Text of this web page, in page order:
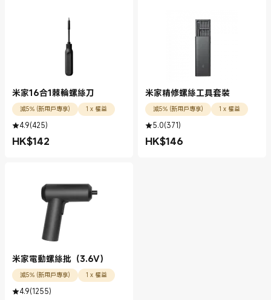
米家16合1棘輪螺絲刀
減5% (新用戶專享) 1 x 權益
4.9(425)
HK$142
現價 HK$142.00
米家精修螺絲工具套裝
減5% (新用戶專享) 1 x 權益
5.0(371)
HK$146
現價 HK$146.00
米家電動螺絲批（3.6V）
減5% (新用戶專享) 1 x 權益
4.9(1255)